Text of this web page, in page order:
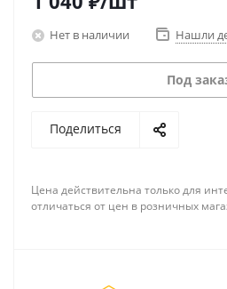
Нет в наличии Нашли
Под
Поделиться
Цена действительна только для
отличаться от цен в розничных